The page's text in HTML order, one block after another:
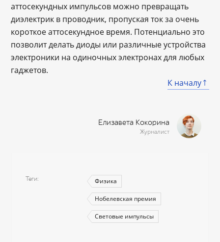
аттосекундных импульсов можно превращать
диэлектрик в проводник, пропуская ток за очень
короткое аттосекундное время. Потенциально это
позволит делать диоды или различные устройства
электроники на одиночных электронах для любых
гаджетов.
К началу
Елизавета Кокорина
Журналист
Теги Физика
Нобелевская премия
Световые импульсы